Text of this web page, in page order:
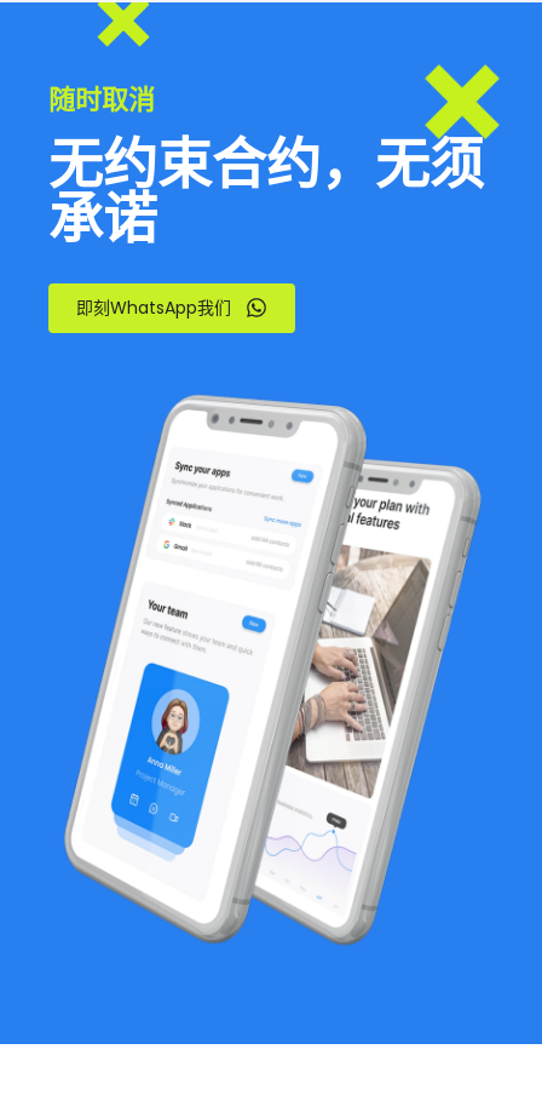
随时取消
无约束合约，无须
承诺
即刻WhatsApp我们